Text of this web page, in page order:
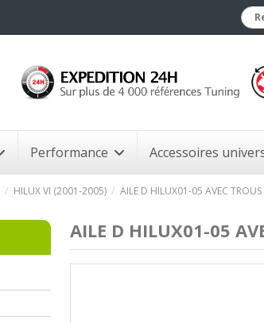
Performance Accessoires
HILUX VI (2001-2005) AILE D HILUX01-05 AVEC
AILE D HILUX01-05